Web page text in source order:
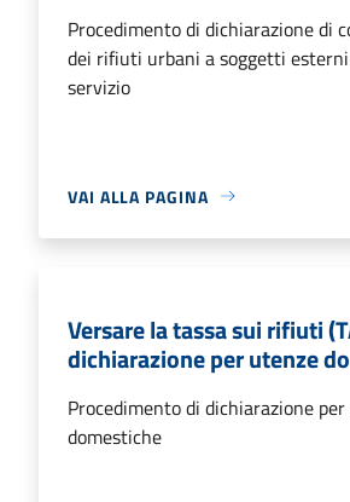
Procedimento di dichiarazione di
dei rifiuti urbani a soggetti
servizio
VAI ALLA PAGINA
Versare la tassa sui rifiuti
dichiarazione per utenze
Procedimento di dichiarazione
domestiche